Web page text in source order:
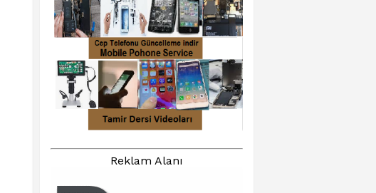
Reklam Alanı